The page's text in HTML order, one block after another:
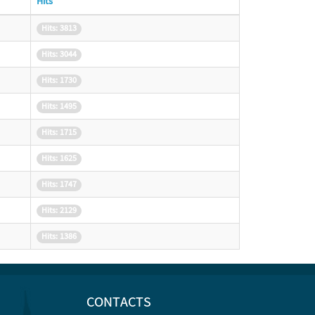
Hits: 3813
Hits: 3044
Hits: 1730
Hits: 1495
Hits: 1715
Hits: 1625
Hits: 1747
Hits: 2129
Hits: 1386
CONTACTS